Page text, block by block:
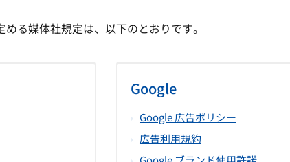
る媒体社規定は、以下のとおりです。
Google
Google 広告ポリシー
広告利用規約